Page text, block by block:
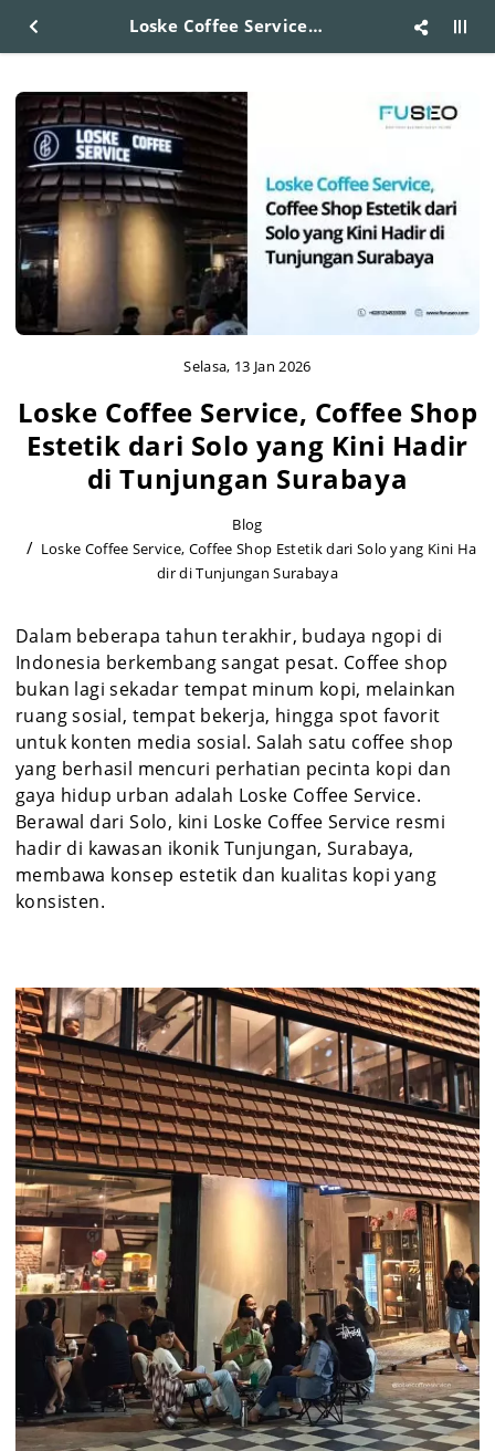
Loske Coffee Service, Coffee Shop Estetik dari Solo yang Kini Hadir di Tunjungan Surabaya
Selasa, 13 Jan 2026
Loske Coffee Service, Coffee Shop
Estetik dari Solo yang Kini Hadir
di Tunjungan Surabaya
Blog
Loske Coffee Service, Coffee Shop Estetik dari Solo yang Kini Ha
dir di Tunjungan Surabaya
Dalam beberapa tahun terakhir, budaya ngopi di
Indonesia berkembang sangat pesat. Coffee shop
bukan lagi sekadar tempat minum kopi, melainkan
ruang sosial, tempat bekerja, hingga spot favorit
untuk konten media sosial. Salah satu coffee shop
yang berhasil mencuri perhatian pecinta kopi dan
gaya hidup urban adalah Loske Coffee Service.
Berawal dari Solo, kini Loske Coffee Service resmi
hadir di kawasan ikonik Tunjungan, Surabaya,
membawa konsep estetik dan kualitas kopi yang
konsisten.